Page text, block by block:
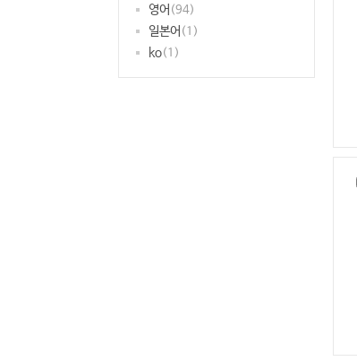
영어 (94)
일본어 (1)
ko(1)